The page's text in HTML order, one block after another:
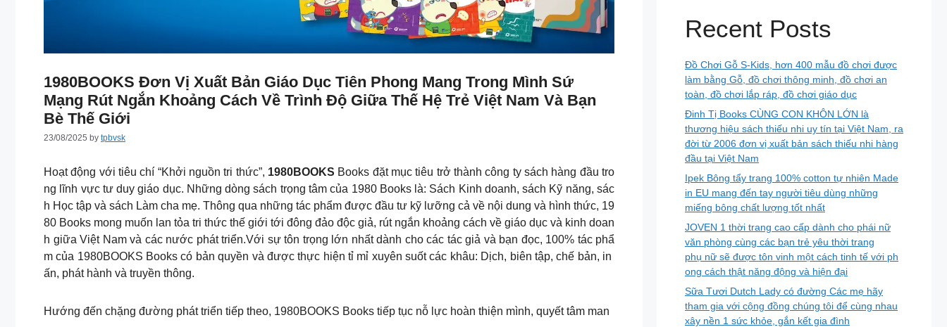
1980BOOKS Đơn Vị Xuất Bản Giáo Dục Tiên Phong Mang Trong Mình Sứ
Mạng Rút Ngắn Khoảng Cách Về Trình Độ Giữa Thế Hệ Trẻ Việt Nam Và Bạn
Bè Thế Giới
23/08/2025 by tpbvsk
Hoạt động với tiêu chí “Khởi nguồn tri thức”, 1980BOOKS Books đặt mục tiêu trở thành công ty sách hàng đầu tro
ng lĩnh vực tư duy giáo dục. Những dòng sách trọng tâm của 1980 Books là: Sách Kinh doanh, sách Kỹ năng, sác
h Học tập và sách Làm cha mẹ. Thông qua những tác phẩm được đầu tư kỹ lưỡng cả về nội dung và hình thức, 19
80 Books mong muốn lan tỏa tri thức thế giới tới đông đảo độc giả, rút ngắn khoảng cách về giáo dục và kinh doan
h giữa Việt Nam và các nước phát triển.Với sự tôn trọng lớn nhất dành cho các tác giả và bạn đọc, 100% tác phẩ
m của 1980BOOKS Books có bản quyền và được thực hiện tỉ mỉ xuyên suốt các khâu: Dịch, biên tập, chế bản, in
ấn, phát hành và truyền thông.
Hướng đến chặng đường phát triển tiếp theo, 1980BOOKS Books tiếp tục nỗ lực hoàn thiện mình, quyết tâm man
Recent Posts
Đồ Chơi Gỗ S-Kids, hơn 400 mẫu đồ chơi được
làm bằng Gỗ, đồ chơi thông minh, đồ chơi an
toàn, đồ chơi lắp ráp, đồ chơi giáo dục
Đinh Tị Books CÙNG CON KHÔN LỚN là
thương hiệu sách thiếu nhi uy tín tại Việt Nam, ra
đời từ 2006 đơn vị xuất bản sách thiếu nhi hàng
đầu tại Việt Nam
Ipek Bông tẩy trang 100% cotton tự nhiên Made
in EU mang đến tay người tiêu dùng những
miếng bông chất lượng tốt nhất
JOVEN 1 thời trang cao cấp dành cho phái nữ
văn phòng cùng các bạn trẻ yêu thời trang
phụ nữ sẽ được tôn vinh một cách tinh tế với ph
ong cách thật năng động và hiện đại
Sữa Tươi Dutch Lady có đường Các mẹ hãy
tham gia với cộng đồng chúng tôi để cùng nhau
xây nền 1 sức khỏe, gắn kết gia đình